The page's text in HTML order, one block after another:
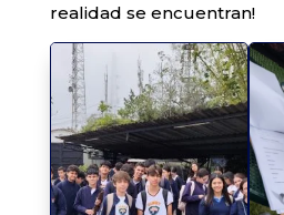
realidad se encuentran!